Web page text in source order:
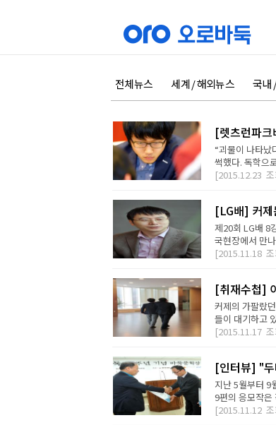
전체뉴스 세계 / 해외뉴스 국내
[렛츠런파
“괴물이 나타났
썩했다. 독학으
[2015.12.23
[LG배] 커제
제20회 LG배 8
국현장에서 만
[2015.11.18
[취재수첩]
커제의 가팔랐
들이 대기하고
[2015.11.17
[인터뷰] "
지난 5월부터 9
9편의 응모작은
[2015.11.12